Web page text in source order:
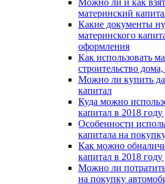
Можно ли и как
материнский
Какие документы
материнского
оформления
Как использовать
строительство
Можно ли купить
капитал
Куда можно
капитал в 2018 году
Особенности
капитала на
Как можно
капитал в 2018 году
Можно ли
на покупку